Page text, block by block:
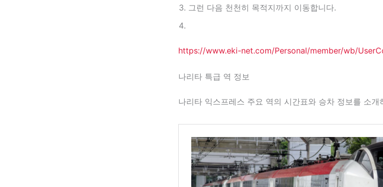
그런 다음 천천히 목적지까지 이동합니다.
https://www.eki-net.com/Personal/member/wb/
나리타 특급 역 정보
나리타 익스프레스 주요 역의 시간표와 승차 정보를 소